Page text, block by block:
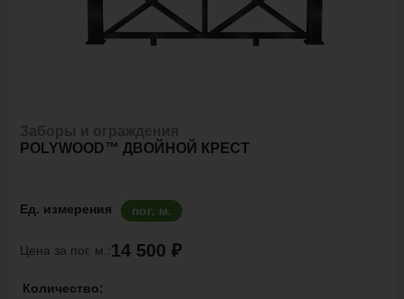
POLYWOOD™ ДВОЙНОЙ КРЕСТ
Ед. измерения пог. м.
Цена за пог. м.:14 500 ₽
Количество: